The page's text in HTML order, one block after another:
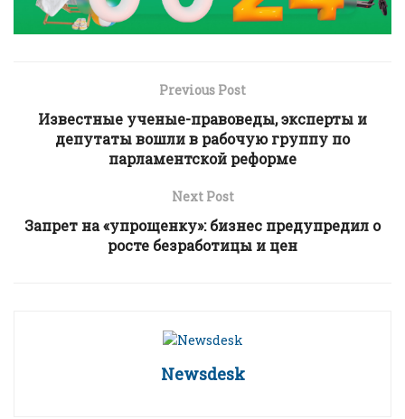
Previous Post
Известные ученые-правоведы, эксперты и
депутаты вошли в рабочую группу по
парламентской реформе
Next Post
Запрет на «упрощенку»: бизнес предупредил о
росте безработицы и цен
Newsdesk